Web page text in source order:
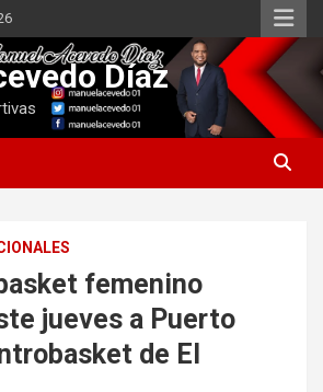
Díaz
femenino
jueves a Puerto
de El